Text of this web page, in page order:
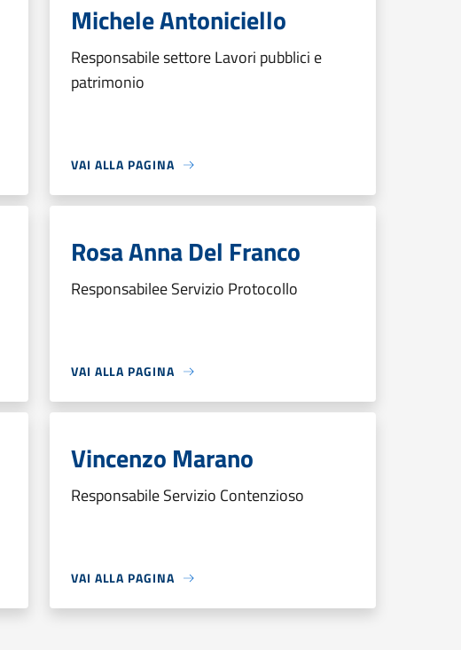
Michele Antoniciello
Responsabile settore Lavori pubblici e
patrimonio
VAI ALLA PAGINA
Rosa Anna Del Franco
Responsabilee Servizio Protocollo
VAI ALLA PAGINA
Vincenzo Marano
Responsabile Servizio Contenzioso
VAI ALLA PAGINA